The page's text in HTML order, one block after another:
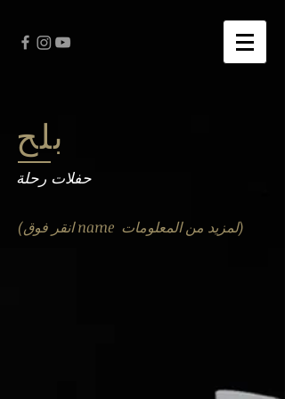
بلح
حفلات رحلة
(انقر فوق name لمزيد من المعلومات)